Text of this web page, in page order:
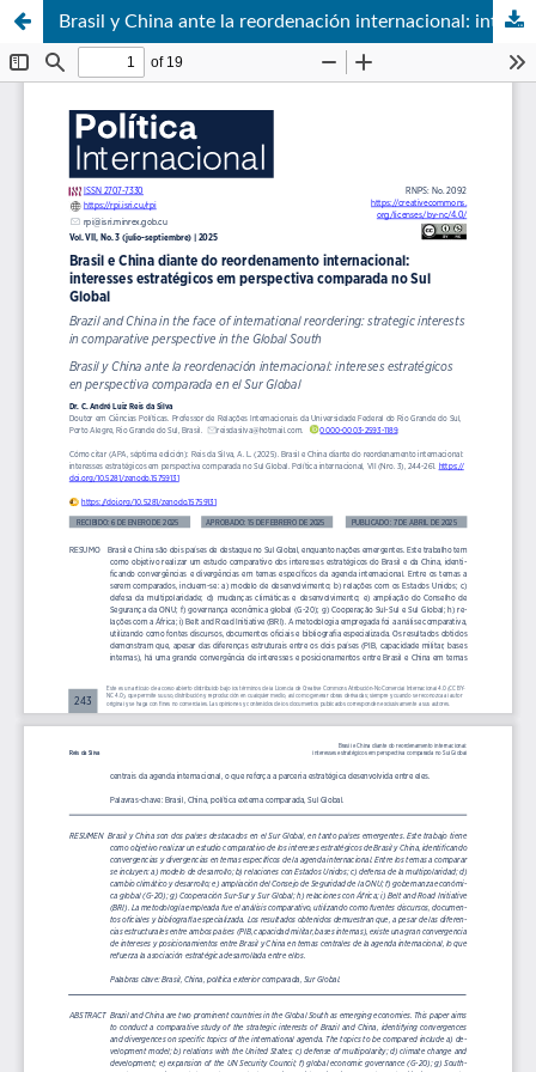
Brasil y China ante la reordenación internacional: intereses estratégicos en perspectiva comparada en el Sur Global